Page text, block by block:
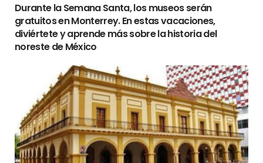
Durante la Semana Santa, los museos serán
gratuitos en Monterrey. En estas vacaciones,
diviértete y aprende más sobre la historia del
noreste de México